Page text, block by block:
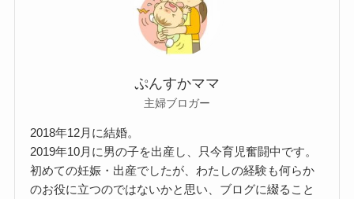
ぷんすかママ
主婦ブロガー
2018年12月に結婚。
2019年10月に男の子を出産し、只今育児奮闘中です。
初めての妊娠・出産でしたが、わたしの経験も何らか
のお役に立つのではないかと思い、ブログに綴ること